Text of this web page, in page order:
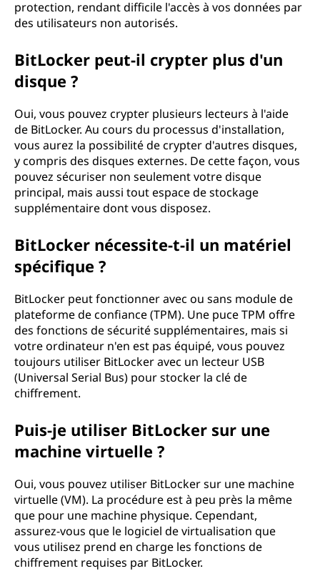
protection, rendant difficile l'accès à vos données par
des utilisateurs non autorisés.
BitLocker peut-il crypter plus d'un
disque ?
Oui, vous pouvez crypter plusieurs lecteurs à l'aide
de BitLocker. Au cours du processus d'installation,
vous aurez la possibilité de crypter d'autres disques,
y compris des disques externes. De cette façon, vous
pouvez sécuriser non seulement votre disque
principal, mais aussi tout espace de stockage
supplémentaire dont vous disposez.
BitLocker nécessite-t-il un matériel
spécifique ?
BitLocker peut fonctionner avec ou sans module de
plateforme de confiance (TPM). Une puce TPM offre
des fonctions de sécurité supplémentaires, mais si
votre ordinateur n'en est pas équipé, vous pouvez
toujours utiliser BitLocker avec un lecteur USB
(Universal Serial Bus) pour stocker la clé de
chiffrement.
Puis-je utiliser BitLocker sur une
machine virtuelle ?
Oui, vous pouvez utiliser BitLocker sur une machine
virtuelle (VM). La procédure est à peu près la même
que pour une machine physique. Cependant,
assurez-vous que le logiciel de virtualisation que
vous utilisez prend en charge les fonctions de
chiffrement requises par BitLocker.